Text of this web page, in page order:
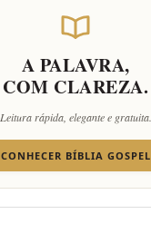
A PALAVRA,
COM CLAREZA.
Leitura rápida, elegante e gratuita.
CONHECER BÍBLIA GOSPEL